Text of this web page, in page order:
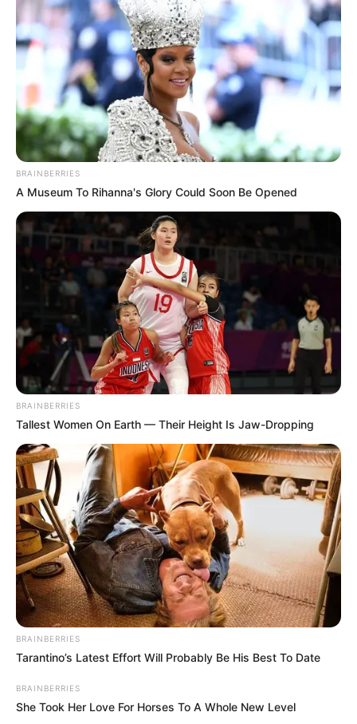
BRAINBERRIES
A Museum To Rihanna's Glory Could Soon Be Opened
BRAINBERRIES
Tallest Women On Earth — Their Height Is Jaw-Dropping
BRAINBERRIES
Tarantino’s Latest Effort Will Probably Be His Best To Date
BRAINBERRIES
She Took Her Love For Horses To A Whole New Level